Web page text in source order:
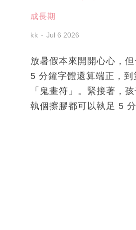
成長期
kk Jul 6 2026
放暑假本來開開心心，
5 分鐘字體還算端正，
「鬼畫符」。緊接著，
執個擦膠都可以執足 5